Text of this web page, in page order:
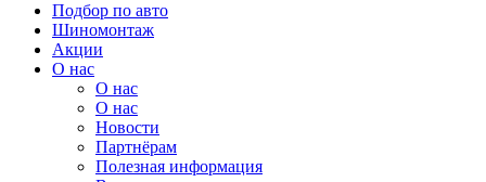
Подбор по авто
Шиномонтаж
Акции
О нас
О нас
О нас
Новости
Партнёрам
Полезная информация